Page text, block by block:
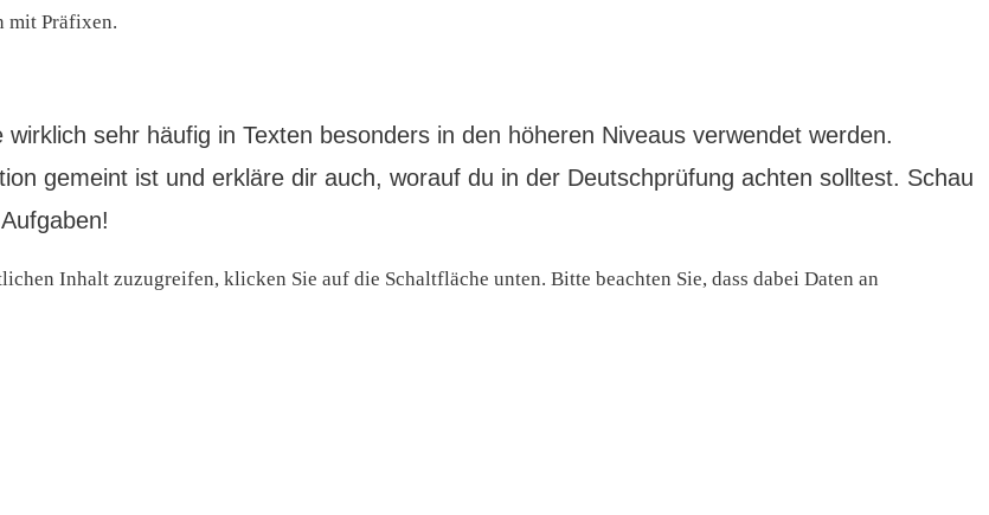
mit Präfixen.
sehr häufig in Texten besonders in den höheren Niveaus verwendet werden.
gemeint ist und erkläre dir auch, worauf du in der Deutschprüfung achten solltest. Schau
Inhalt zuzugreifen, klicken Sie auf die Schaltfläche unten. Bitte beachten Sie, dass dabei Daten an